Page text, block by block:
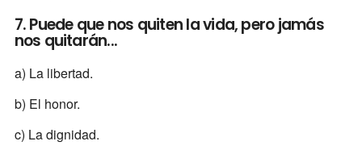
7. Puede que nos quiten la vida, pero jamás
nos quitarán...
a) La libertad.
b) El honor.
c) La dignidad.